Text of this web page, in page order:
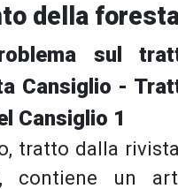
della
sul
Cansiglio -
Cansiglio 1
tratto dalla
contiene un